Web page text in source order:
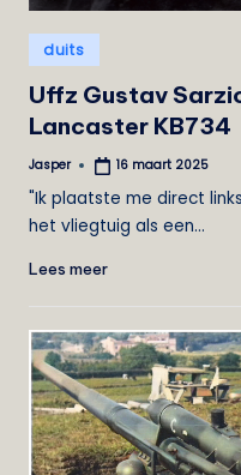
Geplaatst
in
duits
Uffz Gustav
Lancaster KB734
Geplaatst
Jasper 16 maart 2025
"Ik plaatste me direct
het vliegtuig als een…
Lees meer